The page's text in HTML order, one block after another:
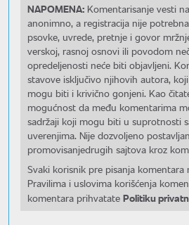
NAPOMENA: Komentarisanje vesti
anonimno, a registracija nije
psovke, uvrede, pretnje i govor
verskoj, rasnoj osnovi ili povodom
opredeljenosti neće biti objavljeni.
stavove isključivo njihovih autora,
mogu biti i krivično gonjeni. Kao
mogućnost da među komentarima
sadržaji koji mogu biti u suprotnosti
uverenjima. Nije dozvoljeno
promovisanjedrugih sajtova kroz
Svaki korisnik pre pisanja komentara
Pravilima i uslovima korišćenja
komentara prihvatate Politiku